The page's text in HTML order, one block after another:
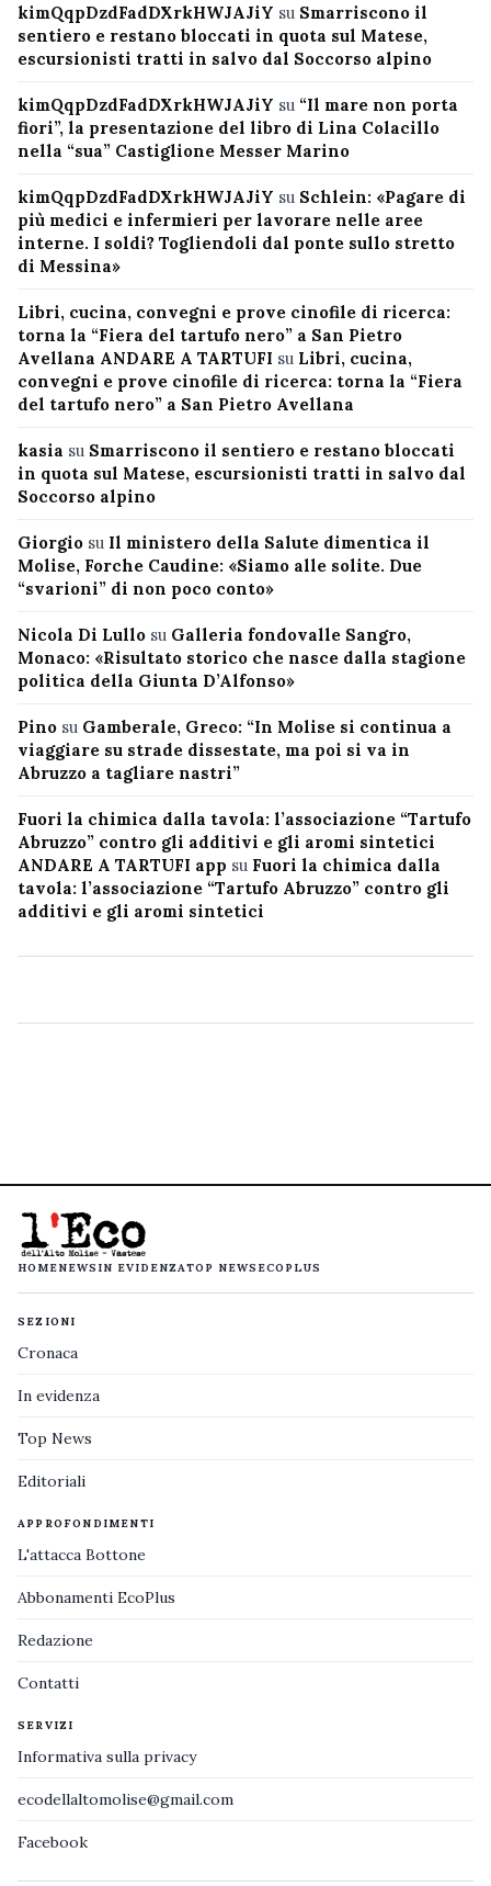
kimQqpDzdFadDXrkHWJAJiY su Smarriscono il
sentiero e restano bloccati in quota sul Matese,
escursionisti tratti in salvo dal Soccorso alpino
kimQqpDzdFadDXrkHWJAJiY su “Il mare non porta
fiori”, la presentazione del libro di Lina Colacillo
nella “sua” Castiglione Messer Marino
kimQqpDzdFadDXrkHWJAJiY su Schlein: «Pagare di
più medici e infermieri per lavorare nelle aree
interne. I soldi? Togliendoli dal ponte sullo stretto
di Messina»
Libri, cucina, convegni e prove cinofile di ricerca:
torna la “Fiera del tartufo nero” a San Pietro
Avellana ANDARE A TARTUFI su Libri, cucina,
convegni e prove cinofile di ricerca: torna la “Fiera
del tartufo nero” a San Pietro Avellana
kasia su Smarriscono il sentiero e restano bloccati
in quota sul Matese, escursionisti tratti in salvo dal
Soccorso alpino
Giorgio su Il ministero della Salute dimentica il
Molise, Forche Caudine: «Siamo alle solite. Due
“svarioni” di non poco conto»
Nicola Di Lullo su Galleria fondovalle Sangro,
Monaco: «Risultato storico che nasce dalla stagione
politica della Giunta D’Alfonso»
Pino su Gamberale, Greco: “In Molise si continua a
viaggiare su strade dissestate, ma poi si va in
Abruzzo a tagliare nastri”
Fuori la chimica dalla tavola: l’associazione “Tartufo
Abruzzo” contro gli additivi e gli aromi sintetici
ANDARE A TARTUFI app su Fuori la chimica dalla
tavola: l’associazione “Tartufo Abruzzo” contro gli
additivi e gli aromi sintetici
HOMENEWS IN EVIDENZATOP NEWS ECOPLUS
SEZIONI
Cronaca
In evidenza
Top News
Editoriali
APPROFONDIMENTI
L'attacca Bottone
Abbonamenti EcoPlus
Redazione
Contatti
SERVIZI
Informativa sulla privacy
ecodellaltomolise@gmail.com
Facebook